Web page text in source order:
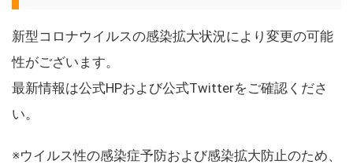
新型コロナウイルスの感染拡大状況により変更の可能
性がございます。
最新情報は公式HPおよび公式Twitterをご確認くださ
い。
※ウイルス性の感染症予防および感染拡大防止のため、